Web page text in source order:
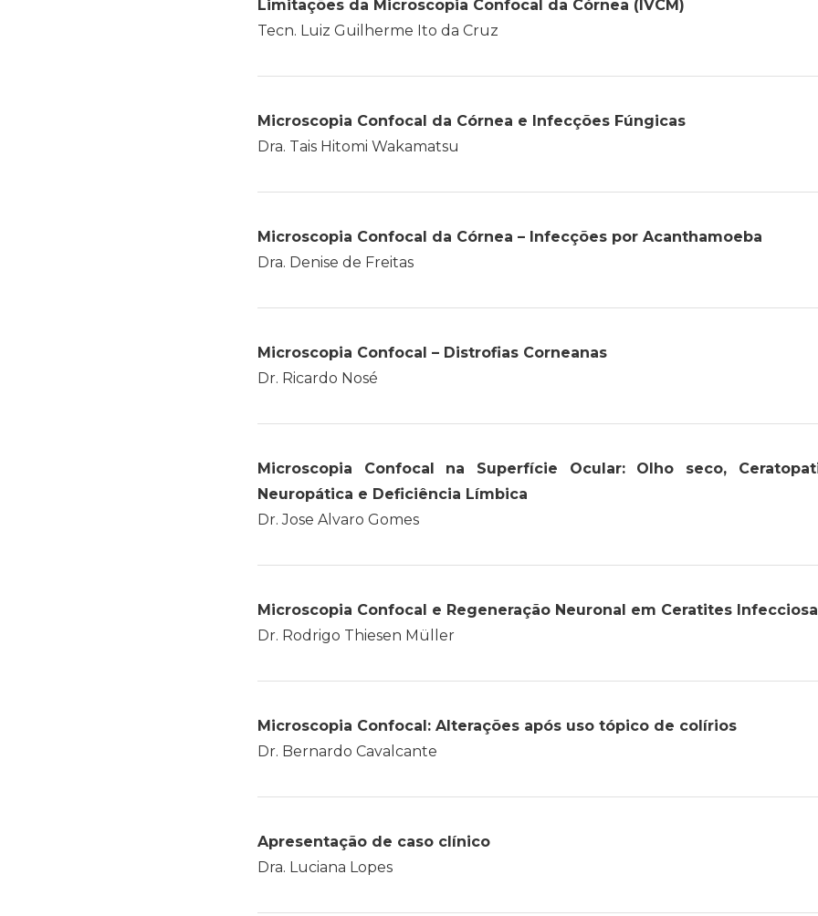
Limitações da Microscopia Confocal da Córnea (IVCM)
Tecn. Luiz Guilherme Ito da Cruz
Microscopia Confocal da Córnea e Infecções Fúngicas
Dra. Tais Hitomi Wakamatsu
Microscopia Confocal da Córnea – Infecções por Acanthamoeba
Dra. Denise de Freitas
Microscopia Confocal – Distrofias Corneanas
Dr. Ricardo Nosé
Microscopia Confocal na Superfície Ocular: Olho seco,
Neuropática e Deficiência Límbica
Dr. Jose Alvaro Gomes
Microscopia Confocal e Regeneração Neuronal em Ceratites
Dr. Rodrigo Thiesen Müller
Microscopia Confocal: Alterações após uso tópico de colírios
Dr. Bernardo Cavalcante
Apresentação de caso clínico
Dra. Luciana Lopes